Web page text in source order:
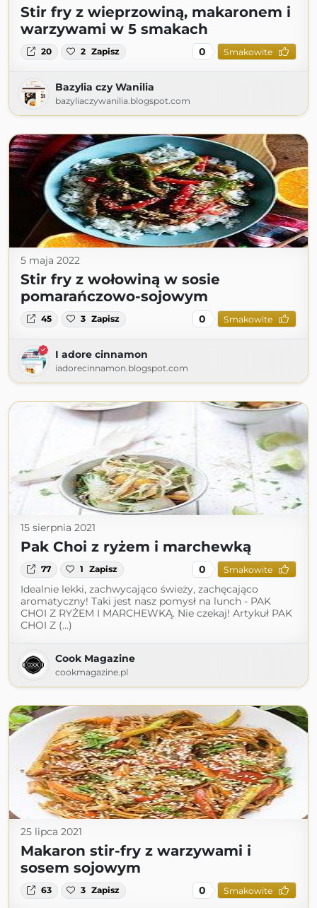
Stir fry z wieprzowiną, makaronem i
warzywami w 5 smakach
20 2 Zapisz 0 Smakowite
Bazylia czy Wanilia
bazyliaczywanilia.blogspot.com
5 maja 2022
Stir fry z wołowiną w sosie
pomarańczowo-sojowym
45 3 Zapisz 0 Smakowite
I adore cinnamon
iadorecinnamon.blogspot.com
15 sierpnia 2021
Pak Choi z ryżem i marchewką
77 1 Zapisz 0 Smakowite
Idealnie lekki, zachwycająco świeży, zachęcająco
aromatyczny! Taki jest nasz pomysł na lunch - PAK
CHOI Z RYŻEM I MARCHEWKĄ. Nie czekaj! Artykuł PAK
CHOI Z (...)
Cook Magazine
cookmagazine.pl
25 lipca 2021
Makaron stir-fry z warzywami i
sosem sojowym
63 3 Zapisz 0 Smakowite